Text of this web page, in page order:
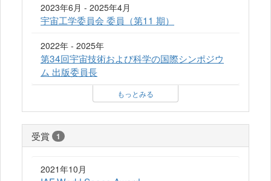
2023年6月 - 2025年4月
宇宙工学委員会 委員（第11 期）
2022年 - 2025年
第34回宇宙技術および科学の国際シンポジウ
ム 出版委員長
もっとみる
受賞 1
2021年10月